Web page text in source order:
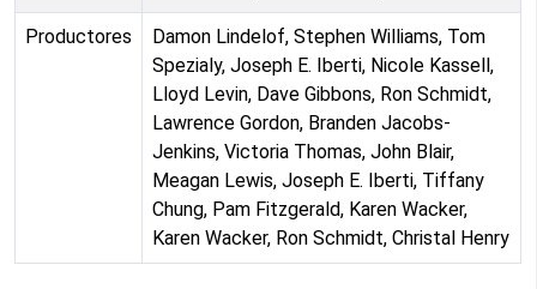
Productores
Damon Lindelof, Stephen Williams, Tom
Spezialy, Joseph E. Iberti, Nicole Kassell,
Lloyd Levin, Dave Gibbons, Ron Schmidt,
Lawrence Gordon, Branden Jacobs-
Jenkins, Victoria Thomas, John Blair,
Meagan Lewis, Joseph E. Iberti, Tiffany
Chung, Pam Fitzgerald, Karen Wacker,
Karen Wacker, Ron Schmidt, Christal Henry